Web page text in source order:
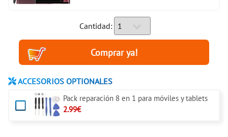
Cantidad:
ACCESORIOS OPTIONALES
Pack reparación 8 en 1 para móviles y tablets
2.99€